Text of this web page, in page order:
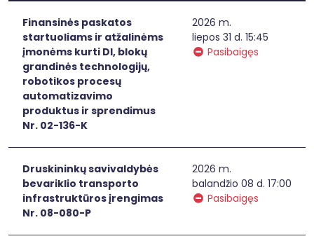
Finansinės paskatos
startuoliams ir atžalinėms
įmonėms kurti DI, blokų
grandinės technologijų,
robotikos procesų
automatizavimo
produktus ir sprendimus
Nr. 02-136-K
2026 m.
liepos 31 d. 15:45
Pasibaigęs
Druskininkų savivaldybės
bevariklio transporto
infrastruktūros įrengimas
Nr. 08-080-P
2026 m.
balandžio 08 d. 17:00
Pasibaigęs